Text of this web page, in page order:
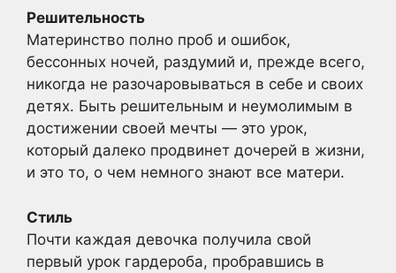
Решительность
Материнство полно проб и ошибок,
бессонных ночей, раздумий и, прежде всего,
никогда не разочаровываться в себе и своих
детях. Быть решительным и неумолимым в
достижении своей мечты — это урок,
который далеко продвинет дочерей в жизни,
и это то, о чем немного знают все матери.
Стиль
Почти каждая девочка получила свой
первый урок гардероба, пробравшись в